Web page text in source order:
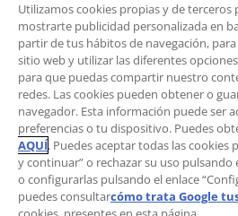
BOLETÍN
¿Quieres recibir las
Movilidad?
Suscríbete al boletín.
Utilizamos cookies propias y de terceros
mostrarte publicidad personalizada en
partir de tus hábitos de navegación,
sitio web y utilizar las diferentes
para que puedas compartir nuestro
redes. Las cookies pueden obtener o
navegador. Esta información puede ser
preferencias o tu dispositivo. Puedes
AQUÍ. Puedes aceptar todas las cookies
y continuar” o rechazar su uso pulsando
o configurarlas pulsando el enlace
puedes consultarcómo trata Google